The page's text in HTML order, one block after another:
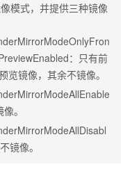
模式，并提供三种镜像
：只有前
览镜像，其余不镜像。
。
镜像。